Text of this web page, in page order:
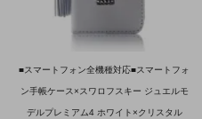
■スマートフォン全機種対応■スマートフォ
ン手帳ケース×スワロフスキー ジュエルモ
デルプレミアム4 ホワイト×クリスタル